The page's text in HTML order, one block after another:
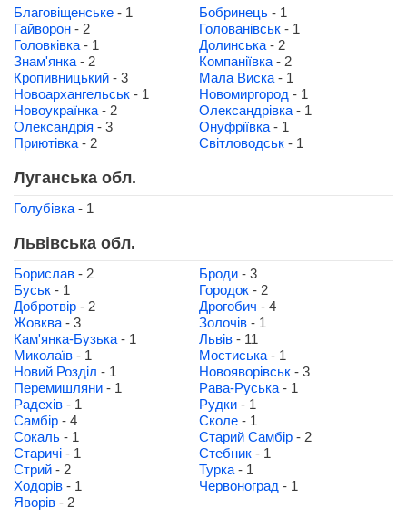
Благовіщенське - 1 Бобринець - 1
Гайворон - 2 Голованівськ - 1
Головківка - 1 Долинська - 2
Знам'янка - 2 Компаніївка - 2
Кропивницький - 3 Мала Виска - 1
Новоархангельськ - 1 Новомиргород - 1
Новоукраїнка - 2 Олександрівка - 1
Олександрія - 3 Онуфріївка - 1
Приютівка - 2 Світловодськ - 1
Луганська обл.
Голубівка - 1
Львівська обл.
Борислав - 2 Броди - 3
Буськ - 1 Городок - 2
Добротвір - 2 Дрогобич - 4
Жовква - 3 Золочів - 1
Кам'янка-Бузька - 1 Львів - 11
Миколаїв - 1 Мостиська - 1
Новий Розділ - 1 Новояворівськ - 3
Перемишляни - 1 Рава-Руська - 1
Радехів - 1 Рудки - 1
Самбір - 4 Сколе - 1
Сокаль - 1 Старий Самбір - 2
Старичі - 1 Стебник - 1
Стрий - 2 Турка - 1
Ходорів - 1 Червоноград - 1
Яворів - 2